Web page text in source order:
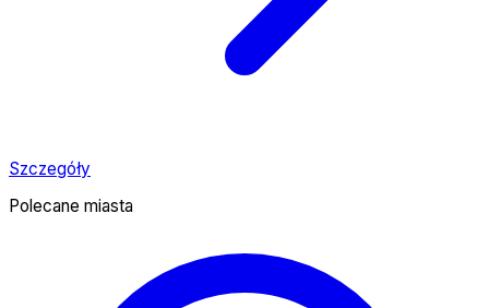
Szczegóły
Polecane miasta